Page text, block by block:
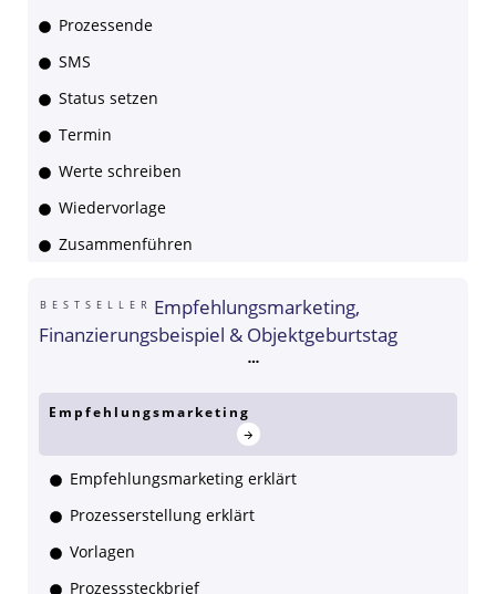
Prozessende
SMS
Status setzen
Termin
Werte schreiben
Wiedervorlage
Zusammenführen
BESTSELLER
Empfehlungsmarketing,
Finanzierungsbeispiel & Objektgeburtstag
Empfehlungsmarketing
Empfehlungsmarketing erklärt
Prozesserstellung erklärt
Vorlagen
Prozesssteckbrief